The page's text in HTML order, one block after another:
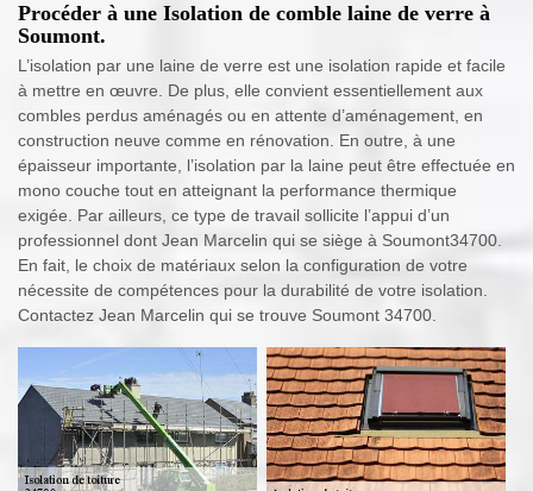
Procéder à une Isolation de comble laine de verre à
Soumont.
L’isolation par une laine de verre est une isolation rapide et facile
à mettre en œuvre. De plus, elle convient essentiellement aux
combles perdus aménagés ou en attente d’aménagement, en
construction neuve comme en rénovation. En outre, à une
épaisseur importante, l’isolation par la laine peut être effectuée en
mono couche tout en atteignant la performance thermique
exigée. Par ailleurs, ce type de travail sollicite l’appui d’un
professionnel dont Jean Marcelin qui se siège à Soumont34700.
En fait, le choix de matériaux selon la configuration de votre
nécessite de compétences pour la durabilité de votre isolation.
Contactez Jean Marcelin qui se trouve Soumont 34700.